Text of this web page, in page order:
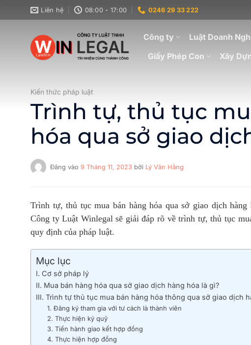
qua
Liên hệ 08:00 - 17:00 0246 29 33 222
Công ty Luật Doanh
Giấy Phép Con
Xây
Kiến thức pháp luật
Trình tự, thủ tục
hóa qua sở giao
Đăng vào 9 Tháng 11, 2023 bởi Lý Văn Hằng
Trình tự, thủ tục mua bán hàng hóa qua sở giao dịch
Công ty Luật Winlegal sẽ giải đáp rõ về trình tự, thủ tục
quy định của pháp luật.
Mục lục
I. Cơ sở pháp lý
II. Mua bán hàng hóa qua sở giao dịch hàng hóa là gì?
III. Trình tự thủ tục mua bán hàng hóa thông qua sở giao dịch
1. Đăng ký tham gia với tư cách là thành viên
2. Thực hiện ký quỹ
3. Tiến hành giao kết hợp đồng
4. Thực hiện hợp đồng